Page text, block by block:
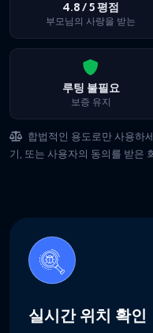
4.8 / 5 평점
부모님의 사랑을 받는
루팅 불필요
보증 유지
합법적인 용도로만 사용하
기, 또는 사용자의 동의를 받은
실시간 위치 확인